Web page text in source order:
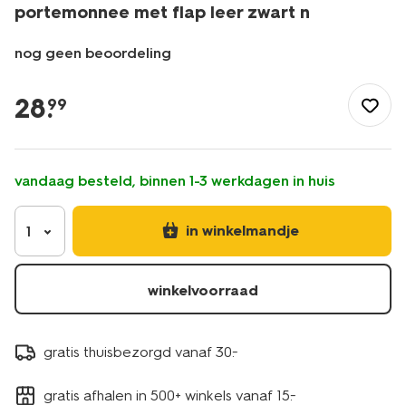
portemonnee met flap leer zwart n
nog geen beoordeling
portemonnees/portemonnee-
met-
leer-
zwart-
n-
-18150061.html
28.
99
vandaag besteld, binnen 1-3 werkdagen in huis
1 in winkelmandje
winkelvoorraad
gratis thuisbezorgd vanaf 30.-
gratis afhalen in 500+ winkels vanaf 15.-